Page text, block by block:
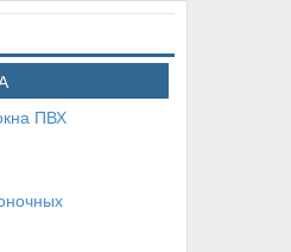
ПВХ